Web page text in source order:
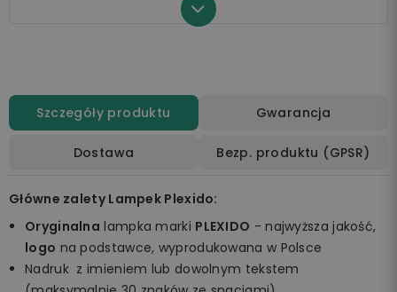
Szczegóły produktu Gwarancja
Dostawa Bezp. produktu (GPSR)
Główne zalety Lampek Plexido:
Oryginalna lampka marki PLEXIDO - najwyższa jakość,
logo na podstawce, wyprodukowana w Polsce
Nadruk z imieniem lub dowolnym tekstem